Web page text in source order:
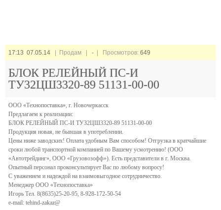
17:13 07.05.14 | Продам | - | Просмотров: 649
БЛОК РЕЛЕЙНЫЙ ПС-И
ТУ32ЦШ3320-89 51131-00-00
ООО «Технопоставка», г. Новочеркасск
Предлагаем к реализации:
БЛОК РЕЛЕЙНЫЙ ПС-И ТУ32ЦШ3320-89 51131-00-00
Продукция новая, не бывшая в употреблении.
Цены ниже заводских! Оплата удобным Вам способом! Отгрузка в кратчайшие
сроки любой транспортной компанией по Вашему усмотрению! (ООО
«Автотрейдинг», ООО «Грузовозофф»). Есть представители в г. Москва.
Опытный персонал проконсультирует Вас по любому вопросу!
С уважением и надеждой на взаимовыгодное сотрудничество.
Менеджер ООО «Технопоставка»
Игорь Тел. 8(8635)25-20-95, 8-928-172-50-54
e-mail: tehind-zakaz@